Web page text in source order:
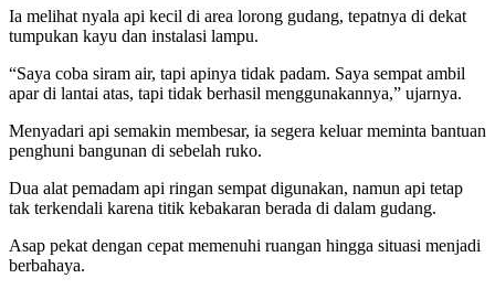
Ia melihat nyala api kecil di area lorong gudang, tepatnya di dekat
tumpukan kayu dan instalasi lampu.
“Saya coba siram air, tapi apinya tidak padam. Saya sempat ambil
apar di lantai atas, tapi tidak berhasil menggunakannya,” ujarnya.
Menyadari api semakin membesar, ia segera keluar meminta bantuan
penghuni bangunan di sebelah ruko.
Dua alat pemadam api ringan sempat digunakan, namun api tetap
tak terkendali karena titik kebakaran berada di dalam gudang.
Asap pekat dengan cepat memenuhi ruangan hingga situasi menjadi
berbahaya.